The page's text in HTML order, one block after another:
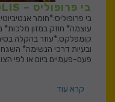
בי פרופוליס – FOREVER BEE PROPOLIS
בי פרופוליס:*חומר
קומפלקס.*עוזר בהקלה
ובעיות דרכי הנשימה*
פעם-פעמיים ביום או לפי
קרא עוד